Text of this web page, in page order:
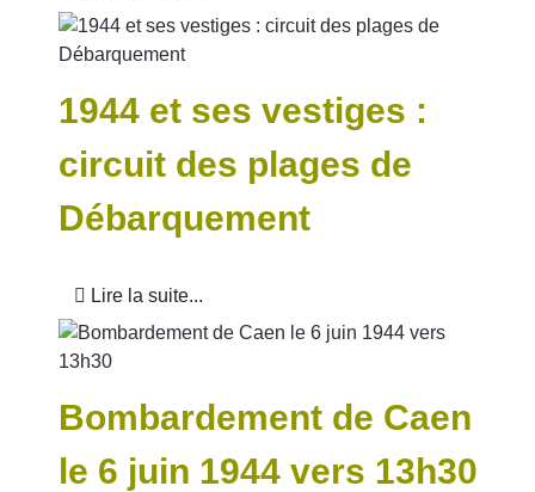
1944 et ses vestiges :
circuit des plages de
Débarquement
Lire la suite...
Bombardement de Caen
le 6 juin 1944 vers 13h30